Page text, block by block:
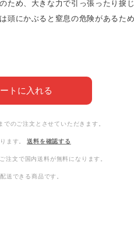
ため、大きな力で引っ張ったり捩
頭にかぶると窒息の危険があるた
トに入れる
でのご注文とさせていただきます。
ます。 送料を確認する
注文で国内送料が無料になります。
送できる商品です。